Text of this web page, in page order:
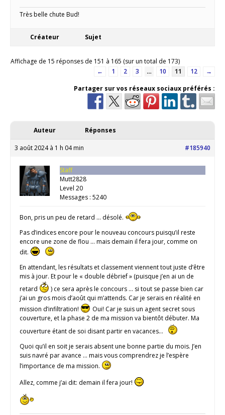
Très belle chute Bud!
Créateur Sujet
Affichage de 15 réponses de 151 à 165 (sur un total de 173)
←
1 2 3 … 10 11 12
→
Partager sur vos réseaux sociaux préférés :
Auteur Réponses
3 août 2024 à 1 h 04 min #185940
Staff
Mutt2828
Level 20
Messages : 5240
Bon, pris un peu de retard … désolé.
Pas d’indices encore pour le nouveau concours puisqu’il reste
encore une zone de flou … mais demain il fera jour, comme on
dit.
En attendant, les résultats et classement viennent tout juste d’être
mis à jour. Et pour le « double débrief » (puisque j’en ai un de
retard
) ce sera après le concours … si tout se passe bien car
j’ai un gros mois d’août qui m’attends. Car je serais en réalité en
mission d’infiltration!
Oui! Car je suis un agent secret sous
couverture, et la phase 2 de ma mission va bientôt débuter. Ma
couverture étant de soi disant partir en vacances…
Quoi qu’il en soit je serais absent une bonne partie du mois. J’en
suis navré par avance … mais vous comprendrez je l’espère
l’importance de ma mission.
Allez, comme j’ai dit: demain il fera jour!